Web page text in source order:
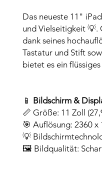
Das neueste 11"
und Vielseitigkeit
dank seines
Tastatur und Stift
bietet es ein
📱 Bildschirm &
📏 Größe: 11 Zoll
🎯 Auflösung: 2360 x
💡
🖼️ Bildqualität: